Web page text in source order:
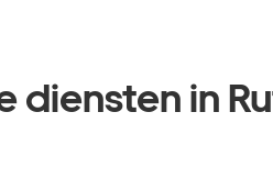
diensten in